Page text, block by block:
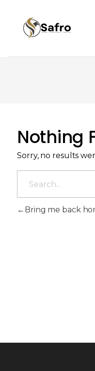
Nothing
Sorry, no results
Bring me back